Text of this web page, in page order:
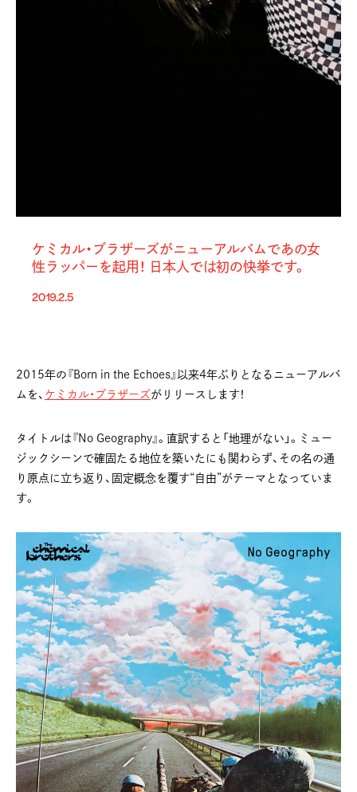
ケミカル・ブラザーズがニューアルバムであの女
性ラッパーを起用！ 日本人では初の快挙です。
2019.2.5
2015年の『Born in the Echoes』以来4年ぶりとなるニューアルバ
ムを、 ケミカル・ブラザーズがリリースします！
タイトルは『No Geography』。直訳すると「地理がない」。ミュー
ジックシーンで確固たる地位を築いたにも関わらず、その名の通
り原点に立ち返り、固定概念を覆す“自由”がテーマとなっていま
す。